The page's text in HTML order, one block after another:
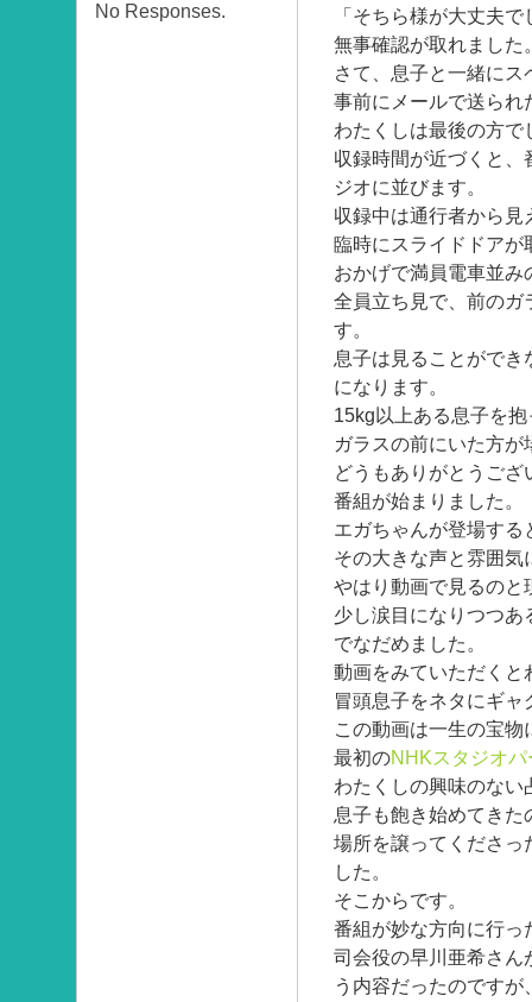
「そちら様が大丈夫
無事確認が取れました
さて、息子と一緒に
事前にメールで送られ
わたくしは最後の方で
収録時間が近づくと
ジオに並びます。
収録中は通行者から見
臨時にスライドドアが
おかげで満員電車並
全員立ち見で、前のガ
す。
息子は見ることがで
になります。
15kg以上ある息子を
ガラスの前にいた方
どうもありがとうござ
番組が始まりました。
エガちゃんが登場す
その大きな声と雰囲
やはり動画で見るのと
少し涙目になりつつ
でなだめました。
動画をみていただくと
冒頭息子をネタにギ
この動画は一生の宝物
最初のNHKスタジオパ
わたくしの興味のな
息子も飽き始めてきた
場所を譲ってくださっ
した。
そこからです。
番組が妙な方向に行っ
司会役の早川亜希さん
う内容だったのですが
No Responses.